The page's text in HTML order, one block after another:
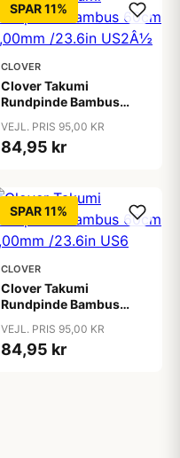
SPAR 11%
CLOVER
Clover Takumi
Rundpinde Bambus
US2Â½
VEJL. PRIS 95,00 KR
84,95 kr
SPAR 11%
CLOVER
Clover Takumi
Rundpinde Bambus
US6
VEJL. PRIS 95,00 KR
84,95 kr